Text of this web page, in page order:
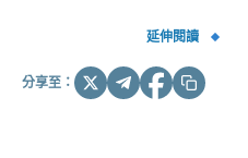
延伸閱讀
分享至：